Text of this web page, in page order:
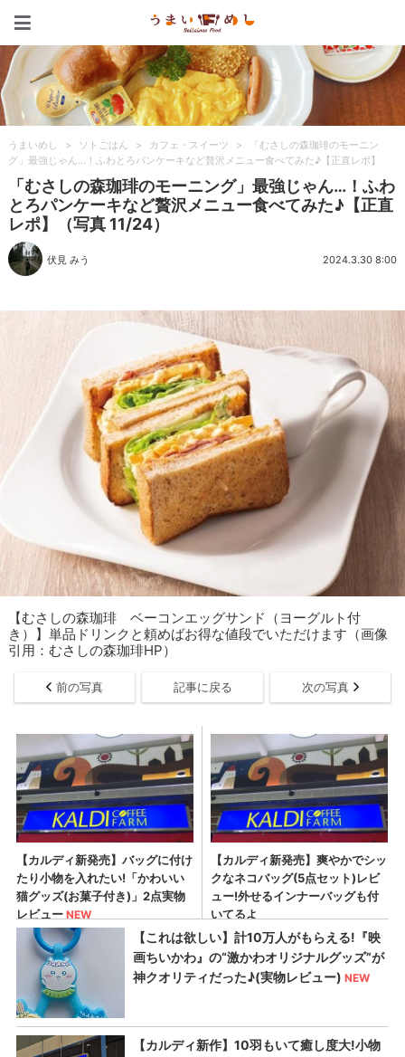
うまいめし > ソトごはん > カフェ・スイーツ >
「むさしの森珈琲のモーニン
グ」最強じゃん…！ふわとろパンケーキなど贅沢メニュー食べてみた♪【正直レポ】
「むさしの森珈琲のモーニング」最強じゃん…！ふわ
とろパンケーキなど贅沢メニュー食べてみた♪【正直
レポ】（写真 11/24）
伏見 みう 2024.3.30 8:00
【むさしの森珈琲 ベーコンエッグサンド（ヨーグルト付
き）】単品ドリンクと頼めばお得な値段でいただけます（画像
引用：むさしの森珈琲HP）
前の写真 記事に戻る 次の写真